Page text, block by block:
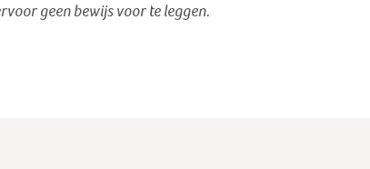
geen bewijs voor te leggen.